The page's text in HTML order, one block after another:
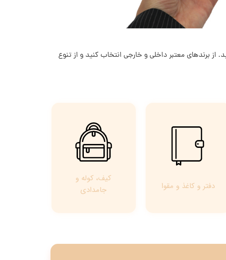
برندهای معتبر داخلی و خارجی انتخاب کنید و از تنوع
دفتر و کاغذ و مقوا
کیف، کوله و
جامدادی